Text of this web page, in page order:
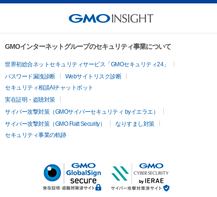
GMOインターネットグループのセキュリティ事業について
世界初総合ネットセキュリティサービス「GMOセキュリティ24」
パスワード漏洩診断
Webサイトリスク診断
セキュリティ相談AIチャットボット
実在証明・盗聴対策
サイバー攻撃対策（GMOサイバーセキュリティ byイエラエ）
サイバー攻撃対策（GMO Flatt Security）
なりすまし対策
セキュリティ事業の軌跡